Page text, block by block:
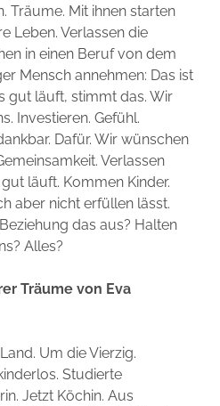
Träume. Mit ihnen starten
Leben. Verlassen die
in einen Beruf von dem
Mensch annehmen: Das ist
gut läuft, stimmt das. Wir
Investieren. Gefühl.
Dafür. Wir wünschen
Verlassen
läuft. Kommen Kinder.
aber nicht erfüllen lässt.
das aus? Halten
Alles?
Träume von Eva
Um die Vierzig.
Studierte
Jetzt Köchin. Aus